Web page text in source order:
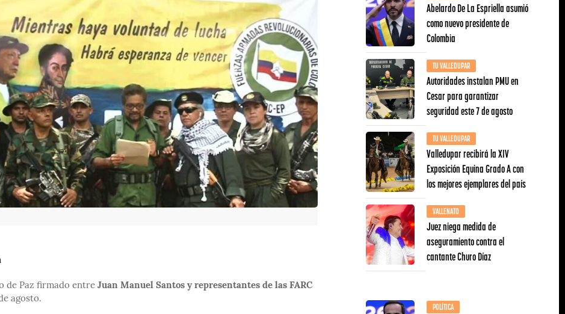
de Paz firmado entre Juan Manuel Santos y representantes de las FARC
agosto.
Abelardo De La Espriella asumió
como nuevo presidente de
Colombia
TU VALLEDUPAR
Autoridades instalan PMU en
Cesar para garantizar
seguridad este 7 de agosto
TU VALLEDUPAR
Valledupar recibirá la XIV
Exposición Equina Grado A con
los mejores ejemplares del país
VALLENATO
Juez niega medida de
aseguramiento contra el
cantante Churo Díaz
POLÍTICA